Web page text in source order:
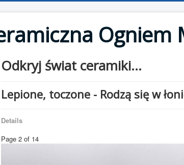
Ogniem
Odkryj świat ceramiki...
Lepione, toczone - Rodzą się w
Details
Page 2 of 14